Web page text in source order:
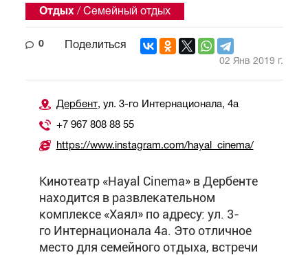
Отдых / Семейный отдых
0 Поделиться
02 Янв 2019 г.
Дербент, ул. 3-го Интернационала, 4а
+7 967 808 88 55
https://www.instagram.com/hayal_cinema/
Кинотеатр «Hayal Cinema» в Дербенте
находится в развлекательном
комплексе «Хаял» по адресу: ул. 3-
го Интернационала 4а. Это отличное
место для семейного отдыха, встречи